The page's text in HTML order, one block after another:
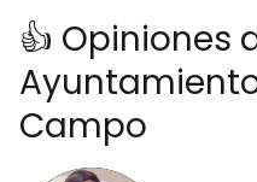
👍 Opiniones
Campo